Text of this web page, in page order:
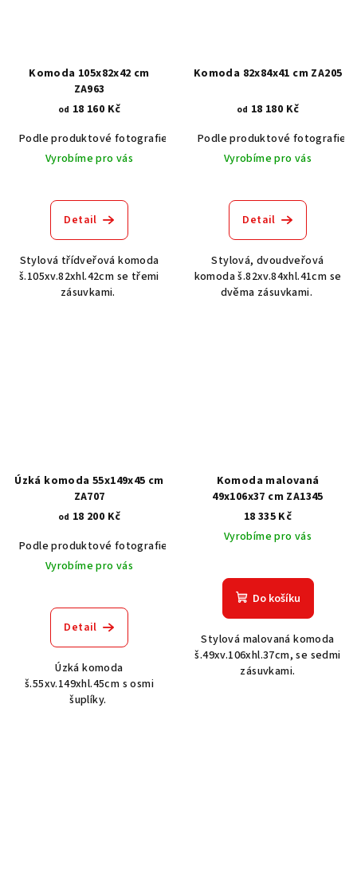
Komoda 105x82x42 cm
ZA963
od 18 160 Kč
Podle produktové fotografie
Akát vintage BT1551
Ořech
Vyrobíme pro vás
Detail
Stylová třídveřová komoda
š.105xv.82xhl.42cm se třemi
zásuvkami.
Komoda 82x84x41 cm ZA205
od 18 180 Kč
Podle produktové fotografie
Vyrobíme pro vás
Detail
Stylová, dvoudveřová
komoda š.82xv.84xhl.41cm se
dvěma zásuvkami.
Úzká komoda 55x149x45 cm
ZA707
od 18 200 Kč
Podle produktové fotografie
Akát vintage BT1551
Vyrobíme pro vás
Detail
Úzká komoda
š.55xv.149xhl.45cm s osmi
šuplíky.
Komoda malovaná
49x106x37 cm ZA1345
18 335 Kč
Vyrobíme pro vás
Do košíku
Stylová malovaná komoda
š.49xv.106xhl.37cm, se sedmi
zásuvkami.